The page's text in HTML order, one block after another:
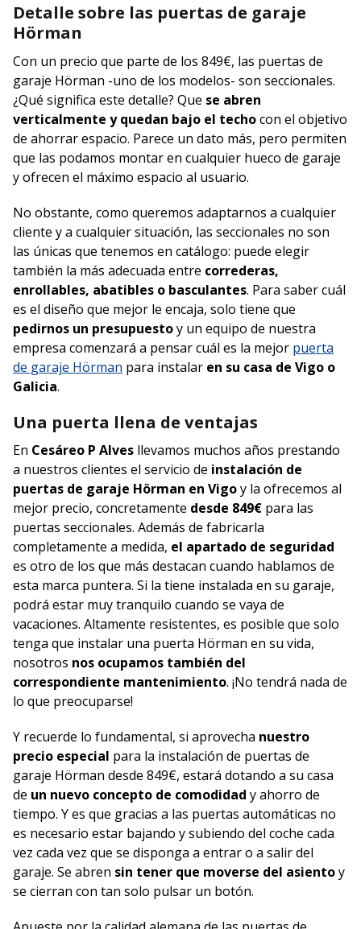
Detalle sobre las puertas de garaje
Hörman
Con un precio que parte de los 849€, las puertas de
garaje Hörman -uno de los modelos- son seccionales.
¿Qué significa este detalle? Que se abren
verticalmente y quedan bajo el techocon el objetivo
de ahorrar espacio. Parece un dato más, pero permiten
que las podamos montar en cualquier hueco de garaje
y ofrecen el máximo espacio al usuario.
No obstante, como queremos adaptarnos a cualquier
cliente y a cualquier situación, las seccionales no son
las únicas que tenemos en catálogo: puede elegir
también la más adecuada entre correderas,
enrollables, abatibles o basculantes. Para saber cuál
es el diseño que mejor le encaja, solo tiene que
pedirnos un presupuestoy un equipo de nuestra
empresa comenzará a pensar cuál es la mejor puerta
de garaje Hörman para instalar en su casa de Vigo o
Galicia.
Una puerta llena de ventajas
En Cesáreo P Alves llevamos muchos años prestando
a nuestros clientes el servicio de instalación de
puertas de garaje Hörman en Vigoy la ofrecemos al
mejor precio, concretamente desde 849€ para las
puertas seccionales. Además de fabricarla
completamente a medida, el apartado de seguridad
es otro de los que más destacan cuando hablamos de
esta marca puntera. Si la tiene instalada en su garaje,
podrá estar muy tranquilo cuando se vaya de
vacaciones. Altamente resistentes, es posible que solo
tenga que instalar una puerta Hörman en su vida,
nosotros nos ocupamos también del
correspondiente mantenimiento. ¡No tendrá nada de
lo que preocuparse!
Y recuerde lo fundamental, si aprovecha nuestro
precio especial para la instalación de puertas de
garaje Hörman desde 849€, estará dotando a su casa
de un nuevo concepto de comodidad y ahorro de
tiempo. Y es que gracias a las puertas automáticas no
es necesario estar bajando y subiendo del coche cada
vez cada vez que se disponga a entrar o a salir del
garaje. Se abren sin tener que moverse del asientoy
se cierran con tan solo pulsar un botón.